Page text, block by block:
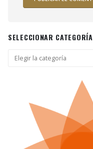
SELECCIONAR CATEGORÍA
Seleccionar
categoría